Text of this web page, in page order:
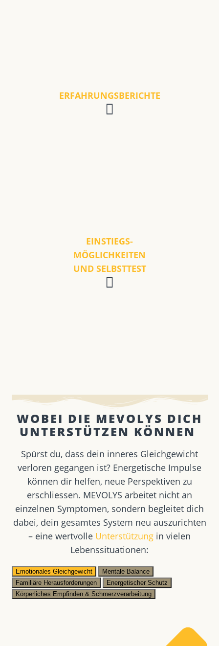
ERFAHRUNGSBERICHTE
EINSTIEGS-
MÖGLICHKEITEN
UND SELBSTTEST
WOBEI DIE MEVOLYS DICH
UNTERSTÜTZEN KÖNNEN ​
Spürst du, dass dein inneres Gleichgewicht
verloren gegangen ist? Energetische Impulse
können dir helfen, neue Perspektiven zu
erschliessen. MEVOLYS arbeitet nicht an
einzelnen Symptomen, sondern begleitet dich
dabei, dein gesamtes System neu auszurichten
– eine wertvolle Unterstützung in vielen
Lebenssituationen:
Emotionales Gleichgewicht
Mentale Balance
Familiäre Herausforderungen
Energetischer Schutz
Körperliches Empfinden & Schmerzverarbeitung